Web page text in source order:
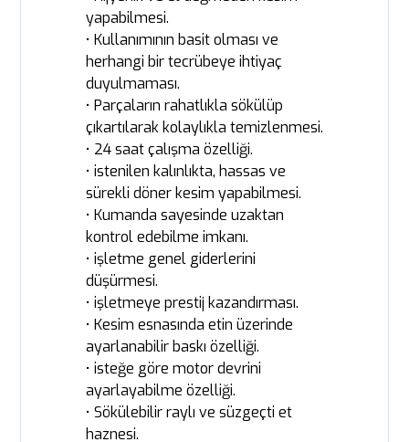
yapabilmesi.
• Kullanımının basit olması ve
herhangi bir tecrübeye ihtiyaç
duyulmaması.
• Parçaların rahatlıkla sökülüp
çıkartılarak kolaylıkla temizlenmesi.
• 24 saat çalışma özelliği.
• istenilen kalınlıkta, hassas ve
sürekli döner kesim yapabilmesi.
• Kumanda sayesinde uzaktan
kontrol edebilme imkanı.
• işletme genel giderlerini
düşürmesi.
• işletmeye prestij kazandırması.
• Kesim esnasında etin üzerinde
ayarlanabilir baskı özelliği.
• isteğe göre motor devrini
ayarlayabilme özelliği.
• Sökülebilir raylı ve süzgeçti et
haznesi.